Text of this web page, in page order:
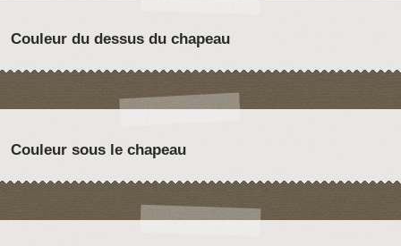
Couleur du dessus du chapeau
Couleur sous le chapeau